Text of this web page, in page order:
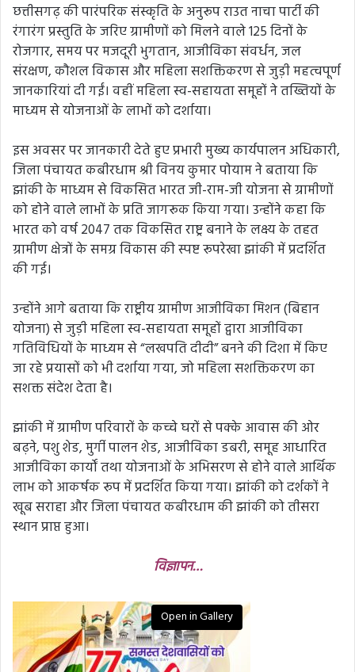
छत्तीसगढ़ की पारंपरिक संस्कृति के अनुरूप राउत नाचा पार्टी की
रंगारंग प्रस्तुति के जरिए ग्रामीणों को मिलने वाले 125 दिनों के
रोजगार, समय पर मजदूरी भुगतान, आजीविका संवर्धन, जल
संरक्षण, कौशल विकास और महिला सशक्तिकरण से जुड़ी महत्वपूर्ण
जानकारियां दी गईं। वहीं महिला स्व-सहायता समूहों ने तख्तियों के
माध्यम से योजनाओं के लाभों को दर्शाया।
इस अवसर पर जानकारी देते हुए प्रभारी मुख्य कार्यपालन अधिकारी,
जिला पंचायत कबीरधाम श्री विनय कुमार पोयाम ने बताया कि
झांकी के माध्यम से विकसित भारत जी-राम-जी योजना से ग्रामीणों
को होने वाले लाभों के प्रति जागरूक किया गया। उन्होंने कहा कि
भारत को वर्ष 2047 तक विकसित राष्ट्र बनाने के लक्ष्य के तहत
ग्रामीण क्षेत्रों के समग्र विकास की स्पष्ट रूपरेखा झांकी में प्रदर्शित
की गई।
उन्होंने आगे बताया कि राष्ट्रीय ग्रामीण आजीविका मिशन (बिहान
योजना) से जुड़ी महिला स्व-सहायता समूहों द्वारा आजीविका
गतिविधियों के माध्यम से “लखपति दीदी” बनने की दिशा में किए
जा रहे प्रयासों को भी दर्शाया गया, जो महिला सशक्तिकरण का
सशक्त संदेश देता है।
झांकी में ग्रामीण परिवारों के कच्चे घरों से पक्के आवास की ओर
बढ़ने, पशु शेड, मुर्गी पालन शेड, आजीविका डबरी, समूह आधारित
आजीविका कार्यों तथा योजनाओं के अभिसरण से होने वाले आर्थिक
लाभ को आकर्षक रूप में प्रदर्शित किया गया। झांकी को दर्शकों ने
खूब सराहा और जिला पंचायत कबीरधाम की झांकी को तीसरा
स्थान प्राप्त हुआ।
विज्ञापन…
Open in Gallery